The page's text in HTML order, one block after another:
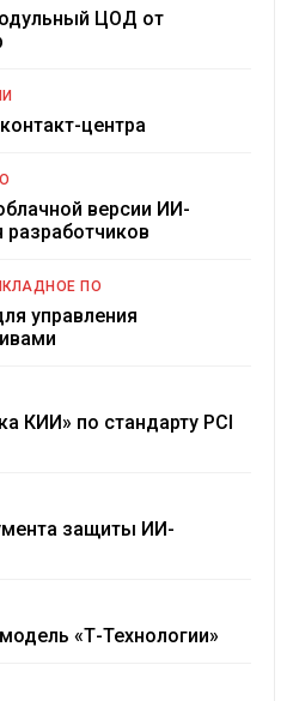
ЦОД от
центра
версии ИИ-
разработчиков
ПО
управления
КИИ» по стандарту PCI
защиты ИИ-
«Т-Технологии»